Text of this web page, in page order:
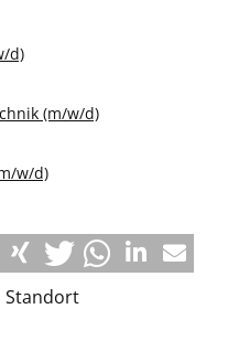
d)
(m/w/d)
w/d)
Standort